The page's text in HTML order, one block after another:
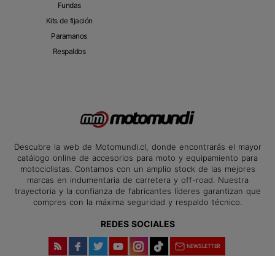
Fundas
Kits de fijación
Paramanos
Respaldos
Descubre la web de Motomundi.cl, donde encontrarás el mayor
catálogo online de accesorios para moto y equipamiento para
motociclistas. Contamos con un amplio stock de las mejores
marcas en indumentaria de carretera y off-road. Nuestra
trayectoria y la confianza de fabricantes líderes garantizan que
compres con la máxima seguridad y respaldo técnico.
REDES SOCIALES
NEWSLETTER